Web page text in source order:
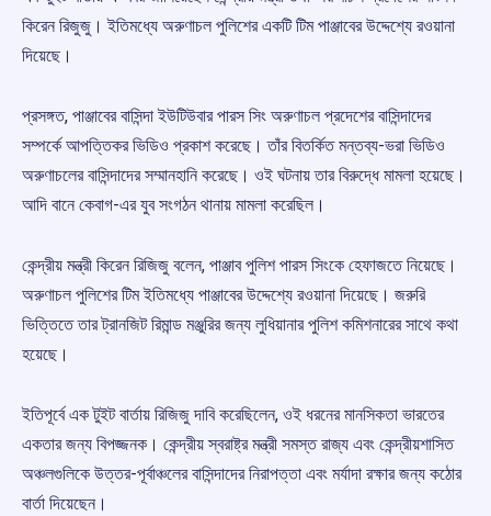
কিরেন রিজুজু। ইতিমধ্যে অরুণাচল পুলিশের একটি টিম পাঞ্জাবের উদ্দেশ্যে রওয়ানা
দিয়েছে।
প্রসঙ্গত, পাঞ্জাবের বাসিন্দা ইউটিউবার পারস সিং অরুণাচল প্রদেশের বাসিন্দাদের
সম্পর্কে আপত্তিকর ভিডিও প্রকাশ করেছে। তাঁর বিতর্কিত মন্তব্য-ভরা ভিডিও
অরুণাচলের বাসিন্দাদের সম্মানহানি করেছে। ওই ঘটনায় তার বিরুদ্ধে মামলা হয়েছে।
আদি বানে কেবাগ-এর যুব সংগঠন থানায় মামলা করেছিল।
কেন্দ্রীয় মন্ত্রী কিরেন রিজিজু বলেন, পাঞ্জাব পুলিশ পারস সিংকে হেফাজতে নিয়েছে।
অরুণাচল পুলিশের টিম ইতিমধ্যে পাঞ্জাবের উদ্দেশ্যে রওয়ানা দিয়েছে। জরুরি
ভিত্তিতে তার ট্রানজিট রিমান্ড মঞ্জুরির জন্য লুধিয়ানার পুলিশ কমিশনারের সাথে কথা
হয়েছে।
ইতিপূর্বে এক টুইট বার্তায় রিজিজু দাবি করেছিলেন, ওই ধরনের মানসিকতা ভারতের
একতার জন্য বিপজ্জনক। কেন্দ্রীয় স্বরাষ্ট্র মন্ত্রী সমস্ত রাজ্য এবং কেন্দ্রীয়শাসিত
অঞ্চলগুলিকে উত্তর-পূর্বাঞ্চলের বাসিন্দাদের নিরাপত্তা এবং মর্যাদা রক্ষার জন্য কঠোর
বার্তা দিয়েছেন।